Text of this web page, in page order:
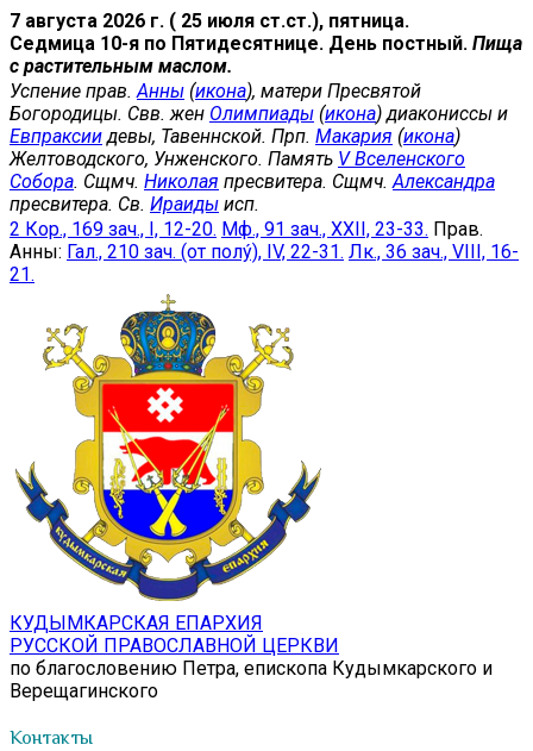
7 августа 2026 г. ( 25 июля ст.ст.), пятница.
Седмица 10-я по Пятидесятнице. День постный. Пища
с растительным маслом.
Успение прав. Анны (икона), матери Пресвятой
Богородицы. Свв. жен Олимпиады (икона) диакониссы и
Евпраксии девы, Тавеннской. Прп. Макария (икона)
Желтоводского, Унженского. Память V Вселенского
Собора. Сщмч. Николая пресвитера. Сщмч. Александра
пресвитера. Св. Ираиды исп.
2 Кор., 169 зач., I, 12-20. Мф., 91 зач., XXII, 23-33. Прав.
Анны: Гал., 210 зач. (от полу́), IV, 22-31. Лк., 36 зач., VIII, 16-
21.
КУДЫМКАРСКАЯ ЕПАРХИЯ
РУССКОЙ ПРАВОСЛАВНОЙ ЦЕРКВИ
по благословению Петра, епископа Кудымкарского и
Верещагинского
Контакты